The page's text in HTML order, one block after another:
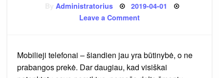
Administratorius Posted
2019-04-01
Leave a Commenton
kad
netektų
nusivilti?
Mobilieji telefonai – šiandien jau yra būtinybė, o ne
prabangos prekė. Dar daugiau, kad visiškai